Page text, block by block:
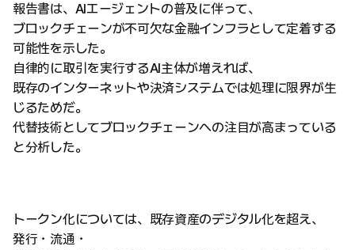
報告書は、AIエージェントの普及に伴って、
ブロックチェーンが不可欠な金融インフラとして定着する
可能性を示した。
自律的に取引を実行するAI主体が増えれば、
既存のインターネットや決済システムでは処理に限界が生
じるためだ。
代替技術としてブロックチェーンへの注目が高まっている
と分析した。
トークン化については、既存資産のデジタル化を超え、
発行・流通・